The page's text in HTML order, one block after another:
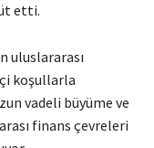
etti.
uluslararası
koşullarla
vadeli büyüme ve
finans çevreleri